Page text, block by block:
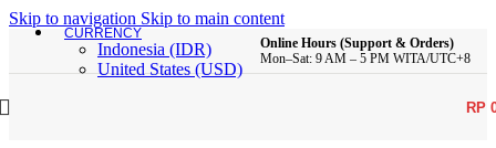
Skip to navigation Skip to main content
CURRENCY
Indonesia (IDR)
United States (USD)
Online Hours (Support & Orders)
Mon–Sat: 9 AM – 5 PM WITA/UTC+8
RP